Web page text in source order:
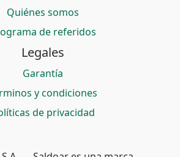
Quiénes somos
de referidos
Legales
Garantía
y condiciones
de privacidad